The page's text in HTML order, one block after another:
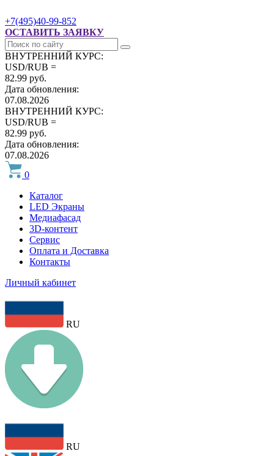
+7(495)40-99-852
ОСТАВИТЬ ЗАЯВКУ
ВНУТРЕННИЙ КУРС:
USD/RUB =
82.99 руб.
Дата обновления:
07.08.2026
ВНУТРЕННИЙ КУРС:
USD/RUB =
82.99 руб.
Дата обновления:
07.08.2026
0
Каталог
LED Экраны
Медиафасад
3D-контент
Сервис
Оплата и Доставка
Контакты
Личный кабинет
RU
RU